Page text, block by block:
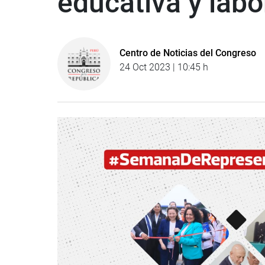
Centro de Noticias del Congreso
24 Oct 2023 | 10:45 h